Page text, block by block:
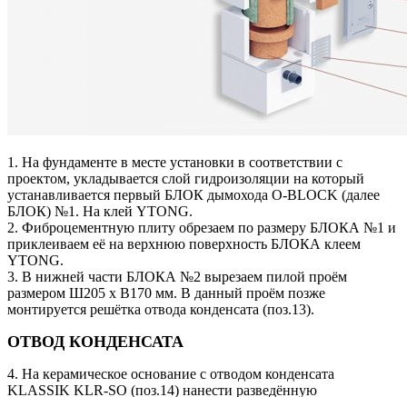
1. На фундаменте в месте установки в соответствии с
проектом, укладывается слой гидроизоляции на который
устанавливается первый БЛОК дымохода O-BLOCK (далее
БЛОК) №1. На клей YTONG.
2. Фиброцементную плиту обрезаем по размеру БЛОКА №1 и
приклеиваем её на верхнюю поверхность БЛОКА клеем
YTONG.
3. В нижней части БЛОКА №2 вырезаем пилой проём
размером Ш205 х В170 мм. В данный проём позже
монтируется решётка отвода конденсата (поз.13).
ОТВОД КОНДЕНСАТА
4. На керамическое основание с отводом конденсата
KLASSIK KLR-SO (поз.14) нанести разведённую